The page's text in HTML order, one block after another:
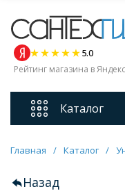
5.0
Рейтинг магазина в
Каталог
Смесители
Унитазы
Главная / Каталог /
Назад